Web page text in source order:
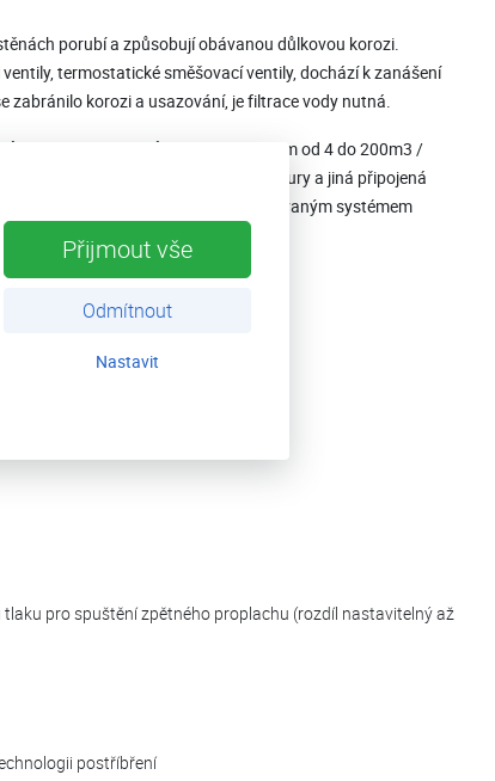
Přijmout vše
Odmítnout
Nastavit
porubí a způsobují obávanou důlkovou korozi.
termostatické směšovací ventily, dochází k zanášení
zabránilo korozi a usazování, je filtrace vody nutná.
s vysokým průtokovým výkonem od 4 do 200m3 /
chrání vodovodní potrubí, armatury a jiná připojená
síta probíhá tlakem trysky patentovaným systémem
pro spuštění zpětného proplachu (rozdíl nastavitelný až
postříbření